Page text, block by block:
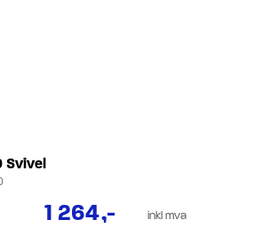
Svivel
1 264,- inkl mva